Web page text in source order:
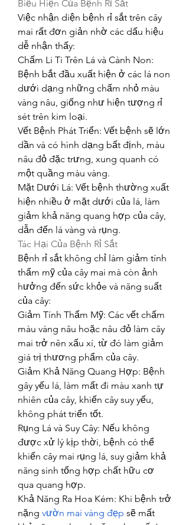
Biểu Hiện Của Bệnh Rỉ Sắt
Việc nhận diện bệnh rỉ sắt trên cây
mai rất đơn giản nhờ các dấu hiệu
dễ nhận thấy:
Chấm Li Ti Trên Lá và Cành Non:
Bệnh bắt đầu xuất hiện ở các lá non
dưới dạng những chấm nhỏ màu
vàng nâu, giống như hiện tượng rỉ
sét trên kim loại.
Vết Bệnh Phát Triển: Vết bệnh sẽ lớn
dần và có hình dạng bất định, màu
nâu đỏ đặc trưng, xung quanh có
một quầng màu vàng.
Mặt Dưới Lá: Vết bệnh thường xuất
hiện nhiều ở mặt dưới của lá, làm
giảm khả năng quang hợp của cây,
dẫn đến lá vàng và rụng.
Tác Hại Của Bệnh Rỉ Sắt
Bệnh rỉ sắt không chỉ làm giảm tính
thẩm mỹ của cây mai mà còn ảnh
hưởng đến sức khỏe và năng suất
của cây:
Giảm Tính Thẩm Mỹ: Các vết chấm
màu vàng nâu hoặc nâu đỏ làm cây
mai trở nên xấu xí, từ đó làm giảm
giá trị thương phẩm của cây.
Giảm Khả Năng Quang Hợp: Bệnh
gây yếu lá, làm mất đi màu xanh tự
nhiên của cây, khiến cây suy yếu,
không phát triển tốt.
Rụng Lá và Suy Cây: Nếu không
được xử lý kịp thời, bệnh có thể
khiến cây mai rụng lá, suy giảm khả
năng sinh tổng hợp chất hữu cơ
qua quang hợp.
Khả Năng Ra Hoa Kém: Khi bệnh trở
nặng vườn mai vàng đẹp sẽ mất